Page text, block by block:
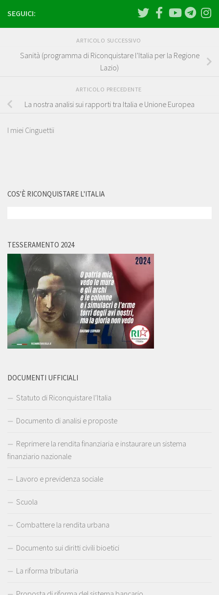
SEGUICI:
ARTICOLO SUCCESSIVO
Sanità (programma di Riconquistare l’Italia per la Regione
Lazio)
ARTICOLO PRECEDENTE
La nostra analisi sui rapporti tra Italia e Unione Europea
I miei Cinguettii
COS'È RICONQUISTARE L'ITALIA
TESSERAMENTO 2024
DOCUMENTI UFFICIALI
Statuto di Riconquistare l’Italia
Documento di analisi e proposte
Reprimere la rendita finanziaria e instaurare un sistema
finanziario nazionale
Lavoro e previdenza sociale
Scuola
Combattere la rendita urbana
Documento sui diritti civili bioetici
La riforma tributaria